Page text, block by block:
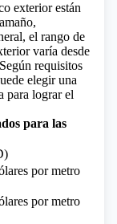
exterior están
el rango de
varía desde
requisitos
elegir una
para lograr el
para las
por metro
por metro